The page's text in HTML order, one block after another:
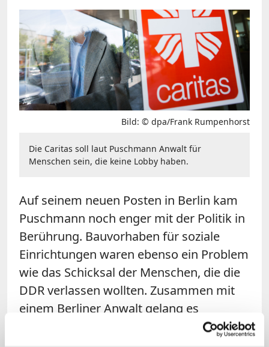
Bild: © dpa/Frank Rumpenhorst
Die Caritas soll laut Puschmann Anwalt für
Menschen sein, die keine Lobby haben.
Auf seinem neuen Posten in Berlin kam
Puschmann noch enger mit der Politik in
Berührung. Bauvorhaben für soziale
Einrichtungen waren ebenso ein Problem
wie das Schicksal der Menschen, die die
DDR verlassen wollten. Zusammen mit
einem Berliner Anwalt gelang es
Puschmann, vielen dieser Menschen zu